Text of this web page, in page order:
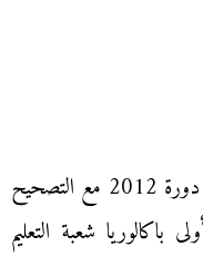
الامتحان الجهوي في اللغة الفرنسية دورة 2012 مع التصحيح
باكالوريا شعبة التعليم